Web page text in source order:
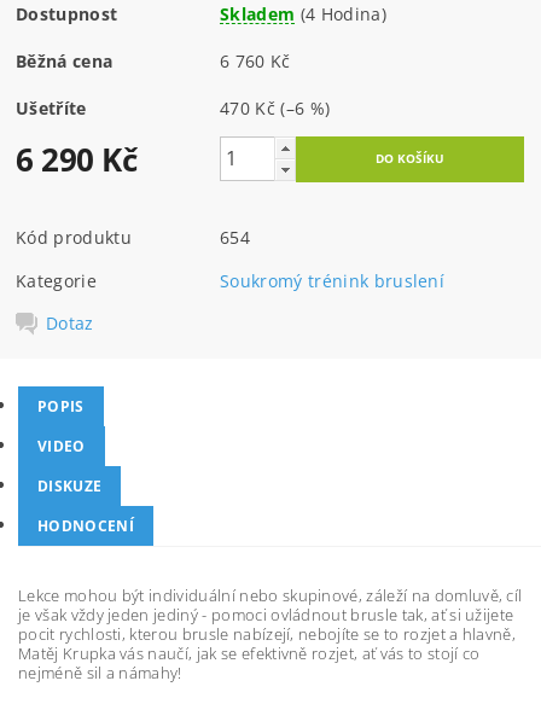
Dostupnost Skladem (4 Hodina)
Běžná cena 6 760 Kč
Ušetříte 470 Kč(–6 %)
6 290 Kč
Kód produktu
654
Kategorie
Soukromý trénink bruslení
Dotaz
POPIS
VIDEO
DISKUZE
HODNOCENÍ
Lekce mohou být individuální nebo skupinové, záleží na domluvě, cíl
je však vždy jeden jediný - pomoci ovládnout brusle tak, ať si užijete
pocit rychlosti, kterou brusle nabízejí, nebojíte se to rozjet a hlavně,
Matěj Krupka vás naučí, jak se efektivně rozjet, ať vás to stojí co
nejméně sil a námahy!